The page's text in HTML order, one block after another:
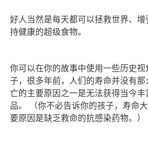
好人当然是每天都可以拯救世界、
持健康的超级食物。
你可以在你的故事中使用一些历史
子，很多年前，人们的寿命并没有
亡的主要原因之一是无法获得当今
品。 （你不必告诉你的孩子，寿命
要原因是缺乏救命的抗感染药物。）